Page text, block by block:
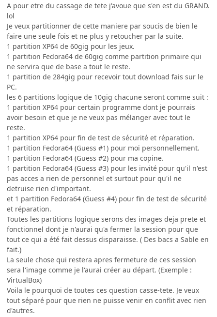
A pour etre du cassage de tete j'avoue que s'en est du GRAND.
lol
Je veux partitionner de cette maniere par soucis de bien le
faire une seule fois et ne plus y retoucher par la suite.
1 partition XP64 de 60gig pour les jeux.
1 partition Fedora64 de 60gig comme partition primaire qui
ne servira que de base a tout le reste.
1 partition de 284gig pour recevoir tout download fais sur le
PC.
les 6 partitions logique de 10gig chacune seront comme suit :
1 partition XP64 pour certain programme dont je pourrais
avoir besoin et que je ne veux pas mélanger avec tout le
reste.
1 partition XP64 pour fin de test de sécurité et réparation.
1 partition Fedora64 (Guess #1) pour moi personnellement.
1 partition Fedora64 (Guess #2) pour ma copine.
1 partition Fedora64 (Guess #3) pour les invité pour qu'il n'est
pas acces a rien de personnel et surtout pour qu'il ne
detruise rien d'important.
et 1 partition Fedora64 (Guess #4) pour fin de test de sécurité
et réparation.
Toutes les partitions logique serons des images deja prete et
fonctionnel dont je n'aurai qu'a fermer la session pour que
tout ce qui a été fait dessus disparaisse. ( Des bacs a Sable en
fait.)
La seule chose qui restera apres fermeture de ces session
sera l'image comme je l'aurai créer au départ. (Exemple :
VirtualBox)
Voila le pourquoi de toutes ces question casse-tete. Je veux
tout séparé pour que rien ne puisse venir en conflit avec rien
d'autres.